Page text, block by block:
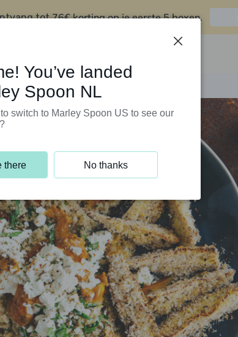
tot76€ korting op je eerste 5 boxen.
You’ve landed
Spoon NL
switch to Marley Spoon US to see our
there No thanks